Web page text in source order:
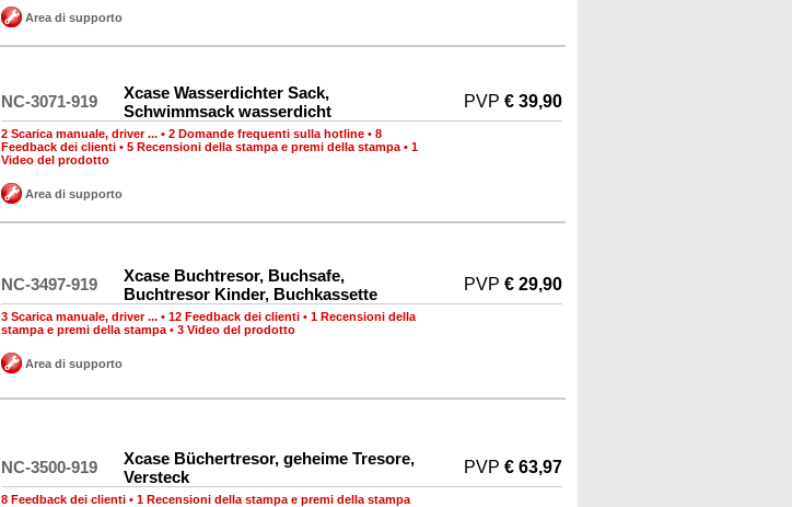
Area di supporto
NC-3071-919
Xcase Wasserdichter Sack,
Schwimmsack wasserdicht
PVP € 39,90
2 Scarica manuale, driver ... • 2 Domande frequenti sulla hotline • 8
Feedback dei clienti • 5 Recensioni della stampa e premi della stampa • 1
Video del prodotto
Area di supporto
NC-3497-919
Xcase Buchtresor, Buchsafe,
Buchtresor Kinder, Buchkassette
PVP € 29,90
3 Scarica manuale, driver ... • 12 Feedback dei clienti • 1 Recensioni della
stampa e premi della stampa • 3 Video del prodotto
Area di supporto
NC-3500-919
Xcase Büchertresor, geheime Tresore,
Versteck
PVP € 63,97
8 Feedback dei clienti • 1 Recensioni della stampa e premi della stampa